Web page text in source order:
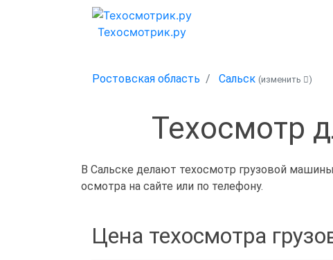
Техосмотрик.ру
Ростовская область Сальск (изменить )
Техосмотр
В Сальске делают техосмотр грузовой
осмотра на сайте или по телефону.
Цена техосмотра